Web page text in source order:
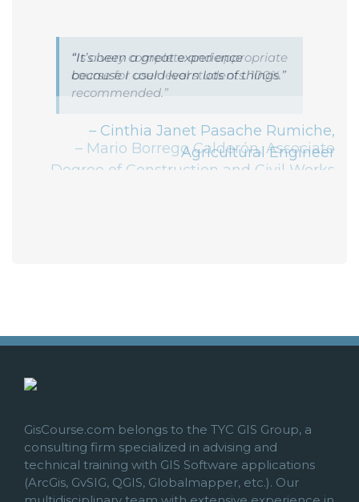
It’s been a great experience
because I could learn lots of things.
Cinthia Janet Pasache Rumiche
Agricultural Engineer
Is a very complete and appropriate
course for user level students. 100%
recommended.
Mario Borrego Calderón Associate
Degree of Construction and Civil Works
GisCourse.com belongs to the TYC GIS Group, a
consulting firm specialized in advising and
technical training with GIS Software applications
(ArcGis, GvSIG, QGIS, Globalmapper, etc.). Our